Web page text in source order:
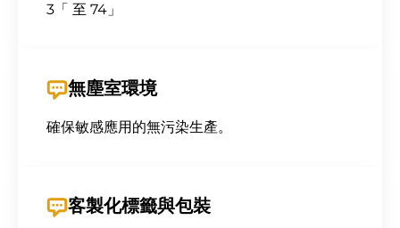
3「 至 74」
無塵室環境
確保敏感應用的無污染生產。
客製化標籤與包裝